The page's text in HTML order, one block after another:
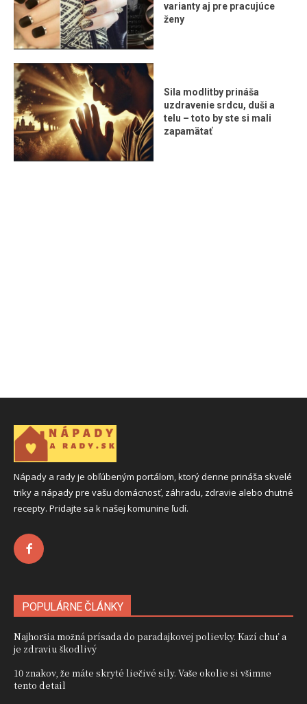
varianty aj pre pracujúce
ženy
Sila modlitby prináša
uzdravenie srdcu, duši a
telu – toto by ste si mali
zapamätať
Nápady a rady je obľúbeným portálom, ktorý denne prináša skvelé
triky a nápady pre vašu domácnosť, záhradu, zdravie alebo chutné
recepty. Pridajte sa k našej komunine ľudí.
POPULÁRNE ČLÁNKY
Najhoršia možná prísada do paradajkovej polievky. Kazí chuť a
je zdraviu škodlivý
10 znakov, že máte skryté liečivé sily. Vaše okolie si všimne
tento detail